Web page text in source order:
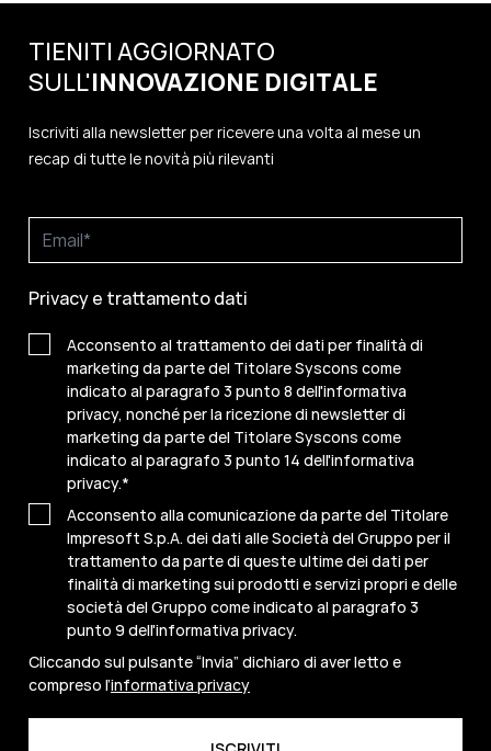
TIENITI AGGIORNATO
SULL'INNOVAZIONE DIGITALE
Iscriviti alla newsletter per ricevere una volta al mese un
recap di tutte le novità più rilevanti
Privacy e trattamento dati
Acconsento al trattamento dei dati per finalità di
marketing da parte del Titolare Syscons come
indicato al paragrafo 3 punto 8 dell'informativa
privacy, nonché per la ricezione di newsletter di
marketing da parte del Titolare Syscons come
indicato al paragrafo 3 punto 14 dell'informativa
privacy.*
Acconsento alla comunicazione da parte del Titolare
Impresoft S.p.A. dei dati alle Società del Gruppo per il
trattamento da parte di queste ultime dei dati per
finalità di marketing sui prodotti e servizi propri e delle
società del Gruppo come indicato al paragrafo 3
punto 9 dell'informativa privacy.
Cliccando sul pulsante “Invia” dichiaro di aver letto e
compreso l’informativa privacy